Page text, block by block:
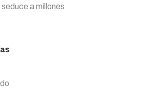
seduce a millones